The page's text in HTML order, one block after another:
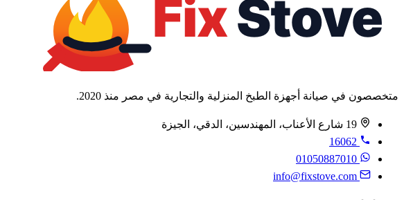
متخصصون في صيانة أجهزة الطبخ المنزلية والتجارية في مصر منذ 2020.
19 شارع الأعناب، المهندسين، الدقي، الجيزة
16062
01050887010
info@fixstove.com